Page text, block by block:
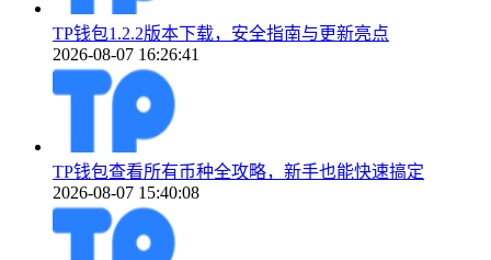
TP钱包1.2.2版本下载，安全指南与更新亮点
2026-08-07 16:26:41
TP钱包查看所有币种全攻略，新手也能快速搞定
2026-08-07 15:40:08